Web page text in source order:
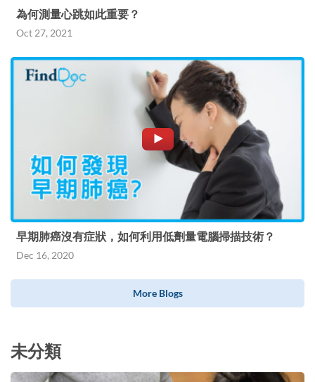
為何測量心跳如此重要？
Oct 27, 2021
早期肺癌沒有症狀，如何利用低劑量電腦掃描技術？
Dec 16, 2020
More Blogs
未分類